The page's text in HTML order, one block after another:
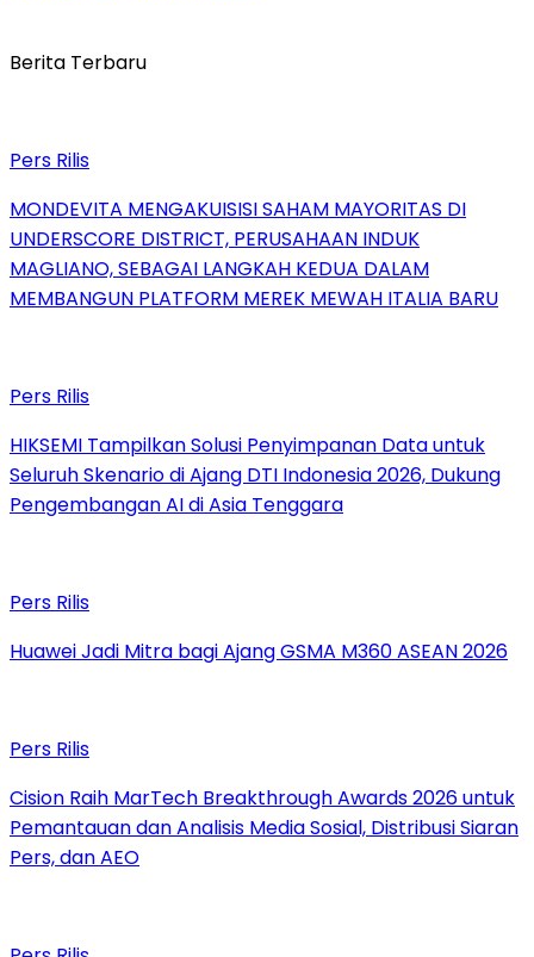
Berita Terbaru
Pers Rilis
MONDEVITA MENGAKUISISI SAHAM MAYORITAS DI
UNDERSCORE DISTRICT, PERUSAHAAN INDUK
MAGLIANO, SEBAGAI LANGKAH KEDUA DALAM
MEMBANGUN PLATFORM MEREK MEWAH ITALIA BARU
Pers Rilis
HIKSEMI Tampilkan Solusi Penyimpanan Data untuk
Seluruh Skenario di Ajang DTI Indonesia 2026, Dukung
Pengembangan AI di Asia Tenggara
Pers Rilis
Huawei Jadi Mitra bagi Ajang GSMA M360 ASEAN 2026
Pers Rilis
Cision Raih MarTech Breakthrough Awards 2026 untuk
Pemantauan dan Analisis Media Sosial, Distribusi Siaran
Pers, dan AEO